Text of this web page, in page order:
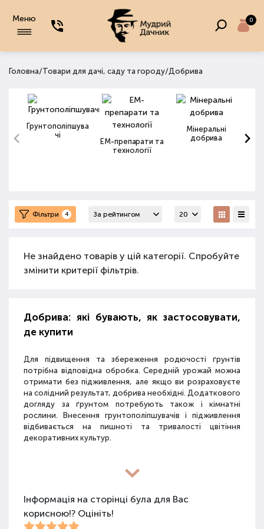
Меню 0
Головна/Товари для дачі, саду та городу/Добрива
Грунтополіпшува
чі
ЕМ-препарати та
технології
Мінеральні
добрива
Фільтри 4
Не знайдено товарів у цій категорії. Спробуйте
змінити критерії фільтрів.
Добрива: які бувають, як застосовувати,
де купити
Для підвищення та збереження родючості ґрунтів
потрібна відповідна обробка. Середній урожай можна
отримати без підживлення, але якщо ви розраховуєте
на солідний результат, добрива необхідні. Додаткового
догляду за ґрунтом потребують також і кімнатні
рослини. Внесення грунтополіпшувачів і підживлення
відбивається на пишноті та тривалості цвітіння
декоративних культур.
Різновиди засобів для покращення
Для покращення поживних якостей ґрунту
використовуються різні види засобів: мінеральні
Інформація на сторінці була для Вас
корисною!? Оцініть!